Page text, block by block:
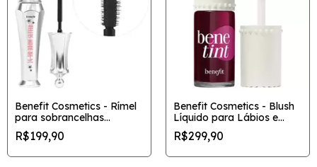
Benefit Cosmetics - Rímel
para sobrancelhas
transparente Brow Setter
24 horas com efeito de
R$199,90
Benefit Cosmetics - Blush
Líquido para Lábios e
Bochechas Benetint
R$299,90